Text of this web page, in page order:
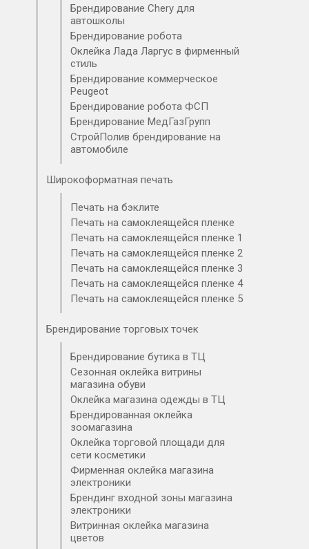
Брендирование Chery для
автошколы
Брендирование робота
Оклейка Лада Ларгус в фирменный
стиль
Брендирование коммерческое
Peugeot
Брендирование робота ФСП
Брендирование МедГазГрупп
СтройПолив брендирование на
автомобиле
Широкоформатная печать
Печать на бэклите
Печать на самоклеящейся пленке
Печать на самоклеящейся пленке 1
Печать на самоклеящейся пленке 2
Печать на самоклеящейся пленке 3
Печать на самоклеящейся пленке 4
Печать на самоклеящейся пленке 5
Брендирование торговых точек
Брендирование бутика в ТЦ
Сезонная оклейка витрины
магазина обуви
Оклейка магазина одежды в ТЦ
Брендированная оклейка
зоомагазина
Оклейка торговой площади для
сети косметики
Фирменная оклейка магазина
электроники
Брендинг входной зоны магазина
электроники
Витринная оклейка магазина
цветов